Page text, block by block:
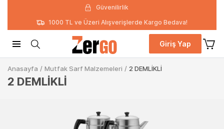
Güvenilirlik
1000 TL ve Üzeri Alışverişlerde Kargo Bedava!
Giriş Yap
Anasayfa / Mutfak Sarf Malzemeleri / 2 DEMLİKLİ
2 DEMLİKLİ